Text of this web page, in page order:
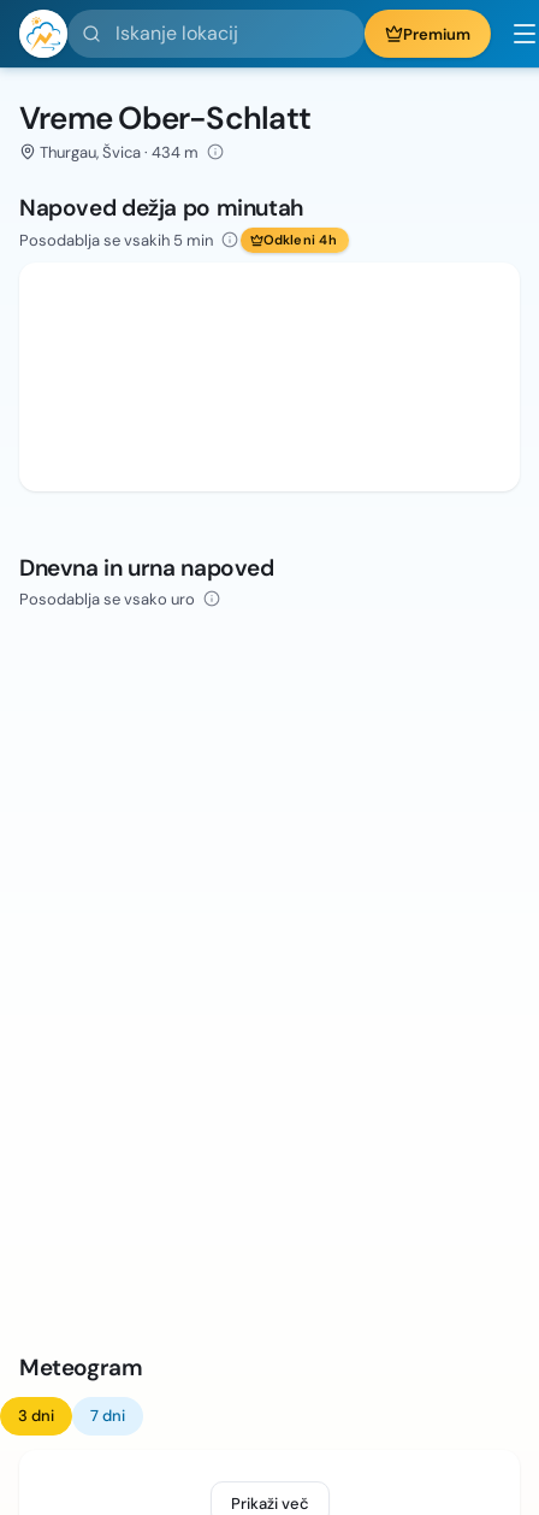
Iskanje lokacij Premium
Vreme Ober-Schlatt
Thurgau, Švica · 434 m
Napoved dežja po minutah
Posodablja se vsakih 5 min Odkleni 4h
Dnevna in urna napoved
Posodablja se vsako uro
Meteogram
3 dni 7 dni
Prikaži več